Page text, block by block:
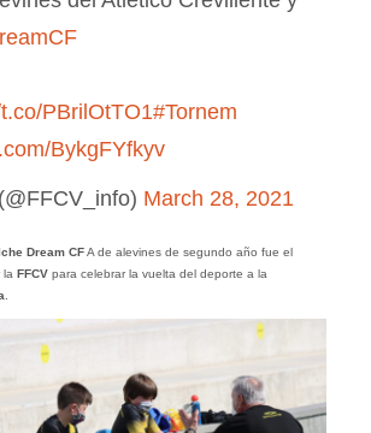
PBrilOtTO1#Tornem
BykgFYfkyv
March 28, 2021
Dream CFA de alevines de segundo año fue el
la FFCVpara celebrar la vuelta del deporte a la
.